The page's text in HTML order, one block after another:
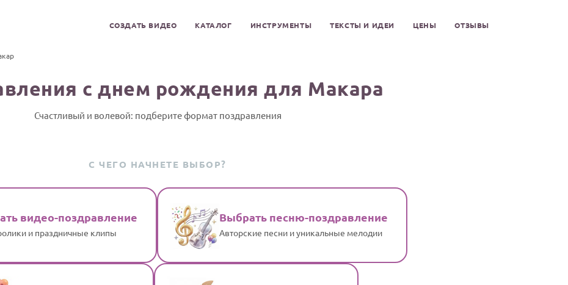
СОЗДАТЬ ВИДЕО КАТАЛОГ ИНСТРУМЕНТЫ ТЕКСТЫ И ИДЕИ ЦЕНЫ ОТЗЫВЫ
с днем рождения для Макара
Счастливый и волевой: подберите формат поздравления
С ЧЕГО НАЧНЕТЕ ВЫБОР?
видео-поздравление
и праздничные клипы
Выбрать песню-поздравление
Авторские песни и уникальные мелодии